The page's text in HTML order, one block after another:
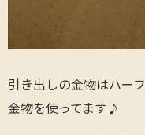
引き出しの金物はハー
金物を使ってます♪